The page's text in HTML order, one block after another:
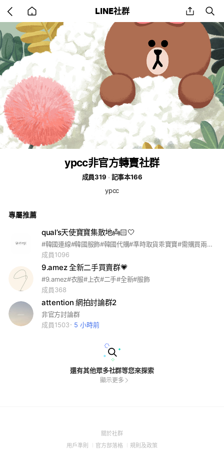
back
to
home
LINE社群 share
ypcc非官方轉賣社群
成員319
記事本166
ypcc
專屬推薦
qual’s天使寶寶集散地👼🏻🤍
#韓國連線#韓國服飾#韓國代購#準時取貨乖寶寶#需購買兩次以上並且都有取貨才可加入#以本名命名,不然審核不會通過🚫
成員1096
9.amez 全新二手買賣群💗
#9.amez#衣服#上衣#二手#全新#服飾
成員368
attention 網拍討論群2
非官方討論群
成員1503
5 小時前
還有其他眾多社群等您來探索
顯示更多
關於社群(Open
用戶準則 (Open
官方部落格 (Open
規則及政策(Open